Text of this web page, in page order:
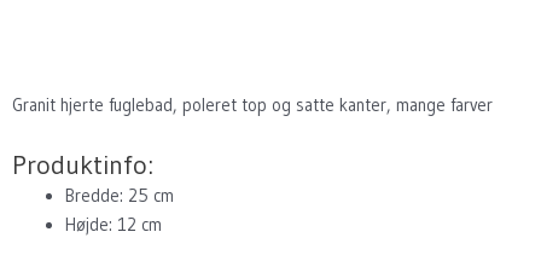
Granit hjerte fuglebad, poleret top og satte kanter, mange farver
Produktinfo:
Bredde: 25 cm
Højde: 12 cm